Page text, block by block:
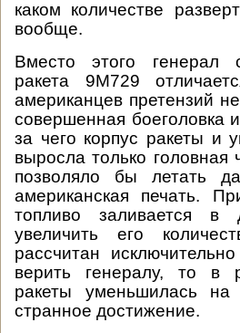
каком количестве
вообще.
Вместо этого генерал
ракета 9М729
американцев претензий
совершенная боеголовка
за чего корпус ракеты и
выросла только головная
позволяло бы летать
американская печать.
топливо заливается в
увеличить его
рассчитан
верить генералу, то в
ракеты уменьшилась
странное достижение.